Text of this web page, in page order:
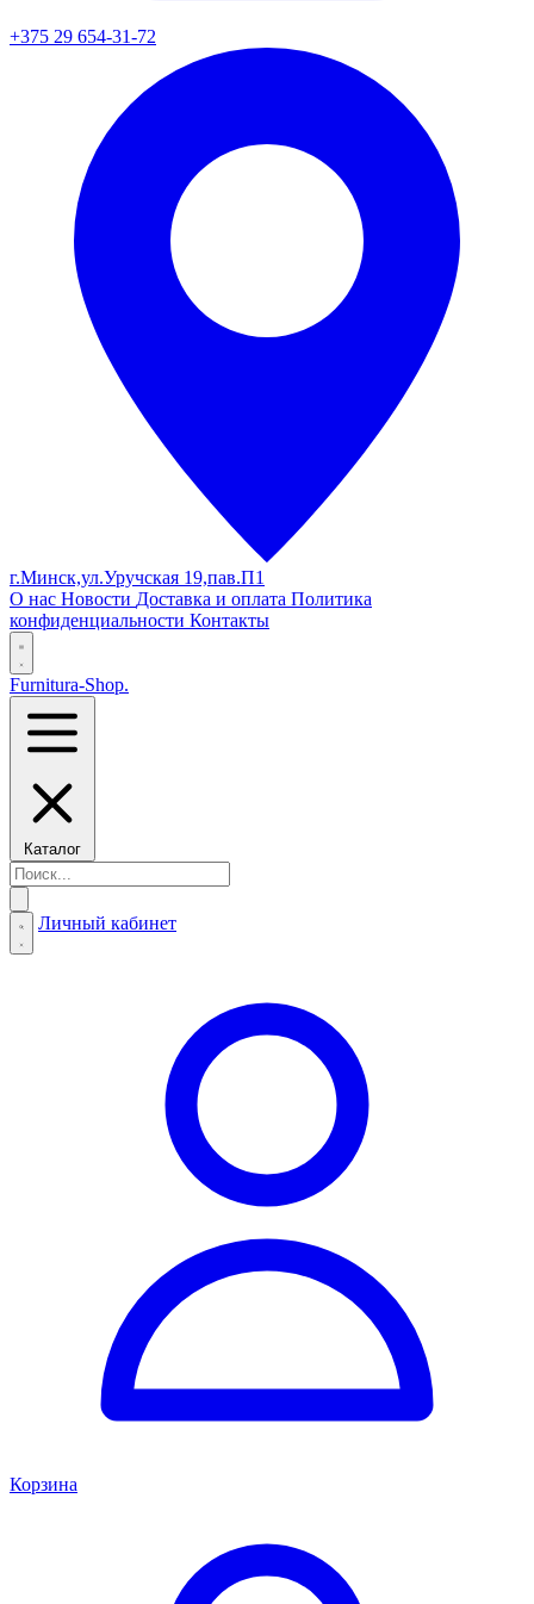
+375 29 654-31-72
г.Минск,ул.Уручская 19,пав.П1
О нас Новости Доставка и оплата Политика
конфиденциальности Контакты
Furnitura-Shop.
Каталог
Личный кабинет
Корзина